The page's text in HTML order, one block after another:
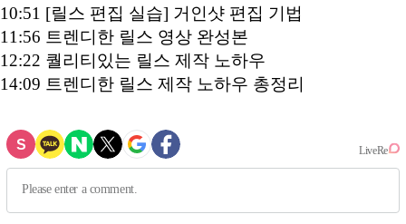
10:51 [릴스 편집 실습] 거인샷 편집 기법
11:56 트렌디한 릴스 영상 완성본
12:22 퀄리티있는 릴스 제작 노하우
14:09 트렌디한 릴스 제작 노하우 총정리